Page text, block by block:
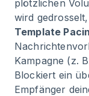
plötzlichen
wird
Template
Kampagne (z.
Blockiert ein
Empfänger